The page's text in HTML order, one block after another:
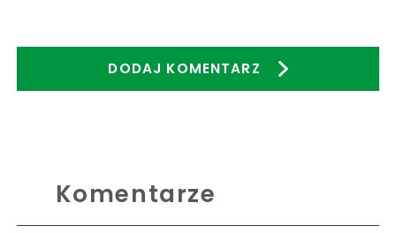
DODAJ KOMENTARZ
Komentarze